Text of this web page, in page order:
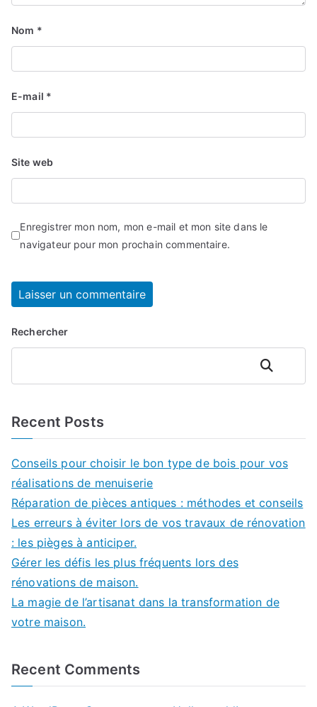
Nom *
E-mail *
Site web
Enregistrer mon nom, mon e-mail et mon site dans le
navigateur pour mon prochain commentaire.
Rechercher
Rechercher
Recent Posts
Conseils pour choisir le bon type de bois pour vos
réalisations de menuiserie
Réparation de pièces antiques : méthodes et conseils
Les erreurs à éviter lors de vos travaux de rénovation
: les pièges à anticiper.
Gérer les défis les plus fréquents lors des
rénovations de maison.
La magie de l’artisanat dans la transformation de
votre maison.
Recent Comments